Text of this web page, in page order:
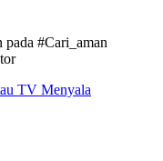
pada #Cari_aman